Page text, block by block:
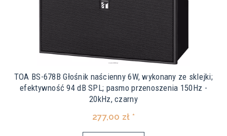
TOA BS-678B Głośnik naścienny 6W, wykonany ze sklejki;
efektywność 94 dB SPL; pasmo przenoszenia 150Hz -
20kHz, czarny
277,00 zł *